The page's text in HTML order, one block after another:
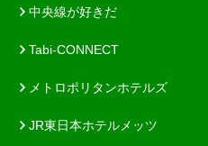
中央線が好きだ
Tabi-CONNECT
メトロポリタンホテルズ
JR東日本ホテルメッツ